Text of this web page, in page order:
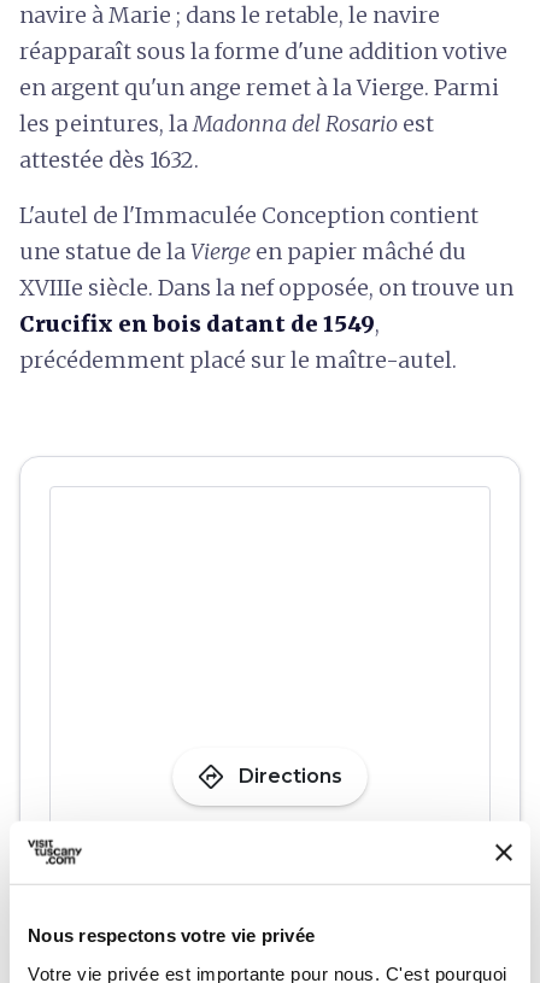
Nous respectons votre vie privée
Votre vie privée est importante pour nous. C'est pourquoi
navire à Marie ; dans le retable, le navire
réapparaît sous la forme d'une addition votive
en argent qu'un ange remet à la Vierge. Parmi
les peintures, laMadonna del Rosario est
attestée dès 1632.
L'autel de l'Immaculée Conception contient
une statue de laVierge en papier mâché du
XVIIIe siècle. Dans la nef opposée, on trouve un
Crucifix en bois datant de 1549,
précédemment placé sur le maître-autel.
directions Directions
Informations